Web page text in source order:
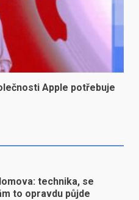
Apple potřebuje
technika, se
to opravdu půjde